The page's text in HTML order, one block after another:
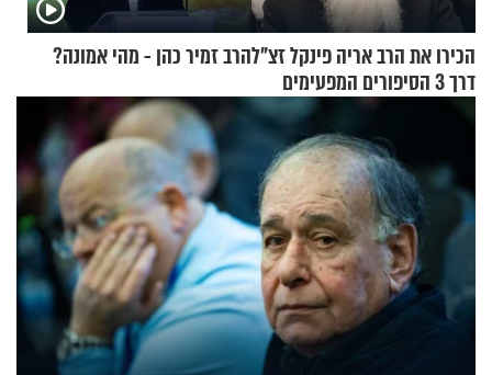
הכירו את הרב אריה פינקל זצ"ל
דרך 3 הסיפורים המפעימים
הרב זמיר כהן - מהי אמונה?